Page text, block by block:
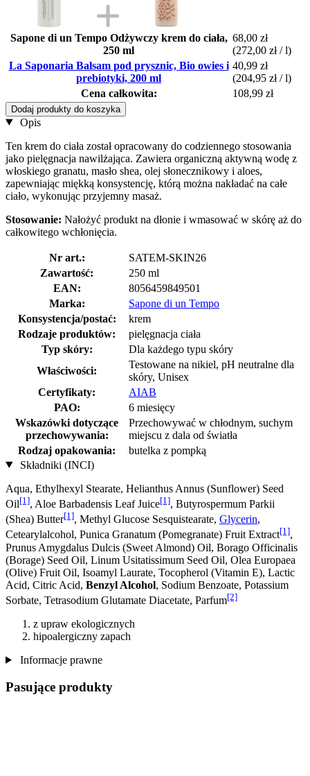
Sapone di un Tempo Odżywczy krem do ciała,
250 ml
68,00 zł
(272,00 zł / l)
La Saponaria Balsam pod prysznic, Bio owies i
prebiotyki, 200 ml
40,99 zł
(204,95 zł / l)
Cena całkowita:
108,99 zł
Dodaj produkty do koszyka
Opis
Ten krem do ciała został opracowany do codziennego stosowania
jako pielęgnacja nawilżająca. Zawiera organiczną aktywną wodę z
włoskiego granatu, masło shea, olej słonecznikowy i aloes,
zapewniając miękką konsystencję, którą można nakładać na całe
ciało, wykonując przyjemny masaż.
Stosowanie: Nałożyć produkt na dłonie i wmasować w skórę aż do
całkowitego wchłonięcia.
Nr art.:
SATEM-SKIN26
Zawartość:
250 ml
EAN:
8056459849501
Marka:
Sapone di un Tempo
Konsystencja/postać:
krem
Rodzaje produktów:
pielęgnacja ciała
Typ skóry:
Dla każdego typu skóry
Właściwości:
Testowane na nikiel, pH neutralne dla
skóry, Unisex
Certyfikaty:
AIAB
PAO:
6 miesięcy
Wskazówki dotyczące
przechowywania:
Przechowywać w chłodnym, suchym
miejscu z dala od światła
Rodzaj opakowania:
butelka z pompką
Składniki (INCI)
Aqua, Ethylhexyl Stearate, Helianthus Annus (Sunflower) Seed
Oil[1], Aloe Barbadensis Leaf Juice[1], Butyrospermum Parkii
(Shea) Butter[1], Methyl Glucose Sesquistearate, Glycerin,
Cetearylalcohol, Punica Granatum (Pomegranate) Fruit Extract[1],
Prunus Amygdalus Dulcis (Sweet Almond) Oil, Borago Officinalis
(Borage) Seed Oil, Linum Usitatissimum Seed Oil, Olea Europaea
(Olive) Fruit Oil, Isoamyl Laurate, Tocopherol (Vitamin E), Lactic
Acid, Citric Acid, Benzyl Alcohol, Sodium Benzoate, Potassium
Sorbate, Tetrasodium Glutamate Diacetate, Parfum[2]
z upraw ekologicznych
hipoalergiczny zapach
Informacje prawne
Pasujące produkty